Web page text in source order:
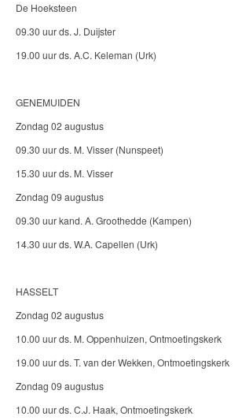
De Hoeksteen
09.30 uur ds. J. Duijster
19.00 uur ds. A.C. Keleman (Urk)
GENEMUIDEN
Zondag 02 augustus
09.30 uur ds. M. Visser (Nunspeet)
15.30 uur ds. M. Visser
Zondag 09 augustus
09.30 uur kand. A. Groothedde (Kampen)
14.30 uur ds. W.A. Capellen (Urk)
HASSELT
Zondag 02 augustus
10.00 uur ds. M. Oppenhuizen, Ontmoetingskerk
19.00 uur ds. T. van der Wekken, Ontmoetingskerk
Zondag 09 augustus
10.00 uur ds. C.J. Haak, Ontmoetingskerk